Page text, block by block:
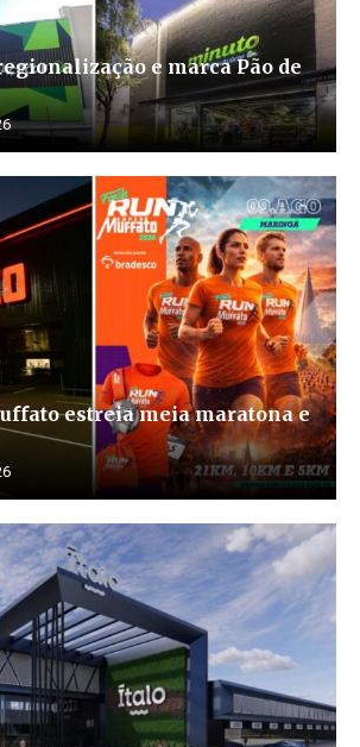
e marca Pão de
estreia meia maratona e